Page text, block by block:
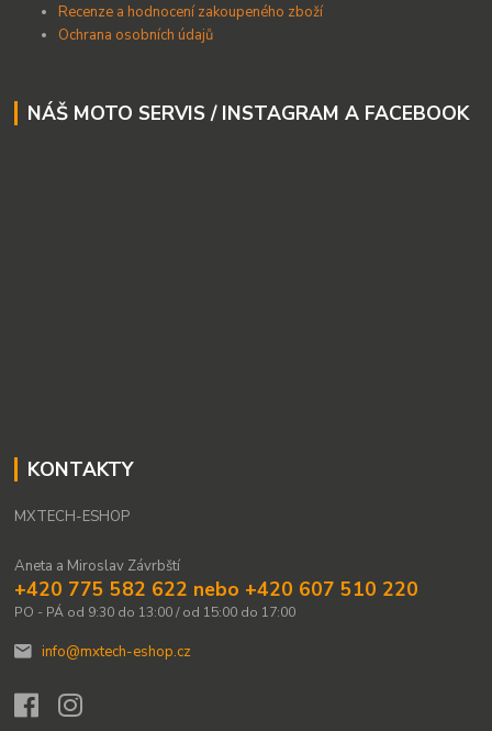
Recenze a hodnocení zakoupeného zboží
Ochrana osobních údajů
NÁŠ MOTO SERVIS / INSTAGRAM A FACEBOOK
KONTAKTY
MXTECH-ESHOP
Aneta a Miroslav Závrbští
+420 775 582 622 nebo +420 607 510 220
PO - PÁ od 9:30 do 13:00 / od 15:00 do 17:00
info@mxtech-eshop.cz